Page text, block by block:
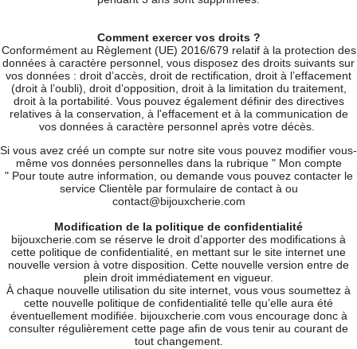
Comment exercer vos droits ?
Conformément au Règlement (UE) 2016/679 relatif à la protection des
données à caractère personnel, vous disposez des droits suivants sur
vos données : droit d’accès, droit de rectification, droit à l’effacement
(droit à l’oubli), droit d’opposition, droit à la limitation du traitement,
droit à la portabilité. Vous pouvez également définir des directives
relatives à la conservation, à l'effacement et à la communication de
vos données à caractère personnel après votre décès.
Si vous avez créé un compte sur notre site vous pouvez modifier vous-
même vos données personnelles dans la rubrique " Mon compte
" Pour toute autre information, ou demande vous pouvez contacter le
service Clientèle par formulaire de contact à ou
contact@bijouxcherie.com
Modification de la politique de confidentialité
bijouxcherie.com se réserve le droit d’apporter des modifications à
cette politique de confidentialité, en mettant sur le site internet une
nouvelle version à votre disposition. Cette nouvelle version entre de
plein droit immédiatement en vigueur.
À chaque nouvelle utilisation du site internet, vous vous soumettez à
cette nouvelle politique de confidentialité telle qu’elle aura été
éventuellement modifiée. bijouxcherie.com vous encourage donc à
consulter régulièrement cette page afin de vous tenir au courant de
tout changement.